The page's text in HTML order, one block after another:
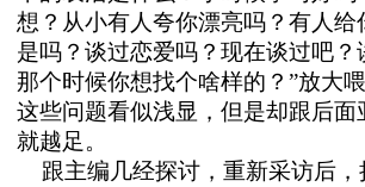
想？从小有人夸你漂亮吗？有人
是吗？谈过恋爱吗？现在谈过吧
那个时候你想找个啥样的？”放大
这些问题看似浅显，但是却跟后
就越足。
跟主编几经探讨，重新采访后，